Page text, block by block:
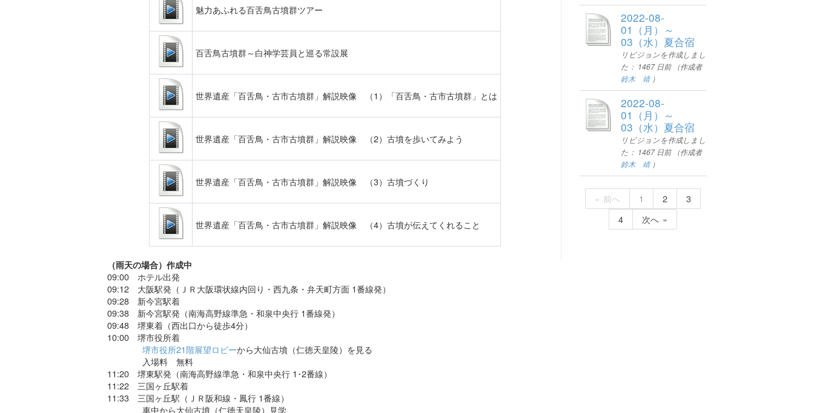
魅力あふれる百舌鳥古墳群ツアー
百舌鳥古墳群～白神学芸員と巡る常設展
世界遺産「百舌鳥・古市古墳群」解説映像 （1）「百舌鳥・古市古墳群」とは
世界遺産「百舌鳥・古市古墳群」解説映像 （2）古墳を歩いてみよう
世界遺産「百舌鳥・古市古墳群」解説映像 （3）古墳づくり
世界遺産「百舌鳥・古市古墳群」解説映像 （4）古墳が伝えてくれること
（雨天の場合）作成中
09:00 ホテル出発
09:12 大阪駅発（ＪＲ大阪環状線内回り・西九条・弁天町方面 1番線発）
09:28 新今宮駅着
09:38 新今宮駅発（南海高野線準急・和泉中央行 1番線発）
09:48 堺東着（西出口から徒歩4分）
10:00 堺市役所着
堺市役所21階展望ロビーから大仙古墳（仁徳天皇陵）を見る
入場料 無料
11:20 堺東駅発（南海高野線準急・和泉中央行 1･2番線）
11:22 三国ヶ丘駅着
11:33 三国ヶ丘駅（ＪＲ阪和線・鳳行 1番線）
車中から大仙古墳（仁徳天皇陵）見学
2022-08-
01（月）～
03（水）夏合宿
リビジョンを作成しまし
た： 1467 日前（作成者
鈴木 靖）
2022-08-
01（月）～
03（水）夏合宿
リビジョンを作成しまし
た： 1467 日前（作成者
鈴木 靖）
前へ 1 2
3
4
次へ